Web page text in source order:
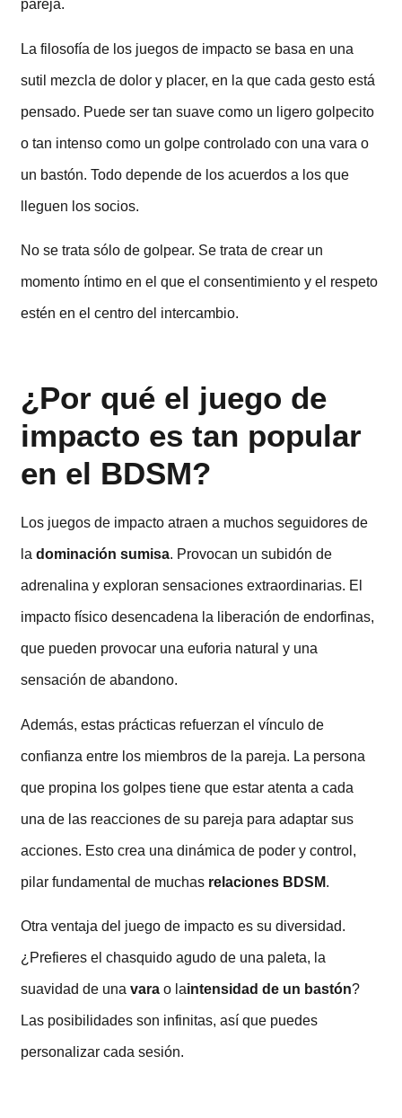
pareja.
La filosofía de los juegos de impacto se basa en una
sutil mezcla de dolor y placer, en la que cada gesto está
pensado. Puede ser tan suave como un ligero golpecito
o tan intenso como un golpe controlado con una vara o
un bastón. Todo depende de los acuerdos a los que
lleguen los socios.
No se trata sólo de golpear. Se trata de crear un
momento íntimo en el que el consentimiento y el respeto
estén en el centro del intercambio.
¿Por qué el juego de
impacto es tan popular
en el BDSM?
Los juegos de impacto atraen a muchos seguidores de
ladominación sumisa. Provocan un subidón de
adrenalina y exploran sensaciones extraordinarias. El
impacto físico desencadena la liberación de endorfinas,
que pueden provocar una euforia natural y una
sensación de abandono.
Además, estas prácticas refuerzan el vínculo de
confianza entre los miembros de la pareja. La persona
que propina los golpes tiene que estar atenta a cada
una de las reacciones de su pareja para adaptar sus
acciones. Esto crea una dinámica de poder y control,
pilar fundamental de muchas relaciones BDSM.
Otra ventaja del juego de impacto es su diversidad.
¿Prefieres el chasquido agudo de una paleta, la
suavidad de unavara o laintensidad de un bastón?
Las posibilidades son infinitas, así que puedes
personalizar cada sesión.